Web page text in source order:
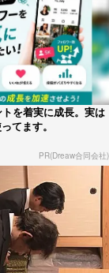
を着実に成長。実は
てます。
PR(Dreaw合同会社)